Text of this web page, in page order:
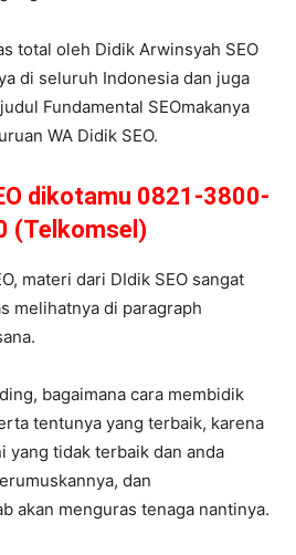
total oleh Didik Arwinsyah SEO
di seluruh Indonesia dan juga
Fundamental SEOmakanya
WA Didik SEO.
dikotamu 0821-3800-
(Telkomsel)
materi dari DIdik SEO sangat
melihatnya di paragraph
bagaimana cara membidik
tentunya yang terbaik, karena
yang tidak terbaik dan anda
dan
akan menguras tenaga nantinya.